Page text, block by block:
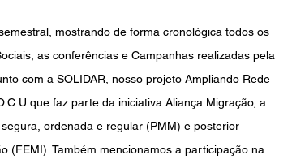
mostrando de forma cronológica todos os
as conferências e Campanhas realizadas pela
com a SOLIDAR, nosso projeto Ampliando Rede
que faz parte da iniciativa Aliança Migração, a
ordenada e regular (PMM) e posterior
(FEMI). Também mencionamos a participação na